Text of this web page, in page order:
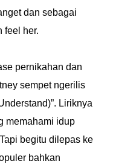
dan sebagai
her.
pernikahan dan
sempet ngerilis
Liriknya
memahami idup
begitu dilepas ke
bahkan